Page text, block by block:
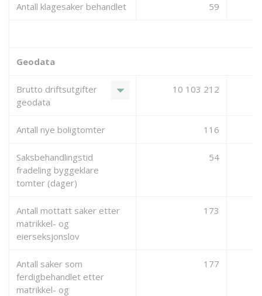
Antall klagesaker behandlet 59
Geodata
Brutto driftsutgifter
geodata
arrow_drop_down 10 103 212
Antall nye boligtomter 116
Saksbehandlingstid
fradeling byggeklare
tomter (dager)
54
Antall mottatt saker etter
matrikkel- og
eierseksjonslov
173
Antall saker som
ferdigbehandlet etter
matrikkel- og
177